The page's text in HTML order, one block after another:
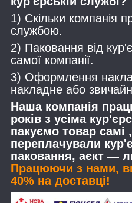
1) Скільки компанія
службою.
2) Паковання від
самої компанії.
3) Оформлення
накладне або
Наша компанія
років з усіма
пакуємо товар
переплачували
паковання, аєкт —
Працюючи з нами,
40% на доставці!